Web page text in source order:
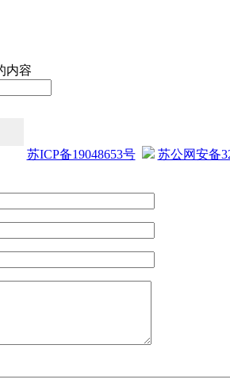
内容
苏ICP备19048653号
苏公网安备